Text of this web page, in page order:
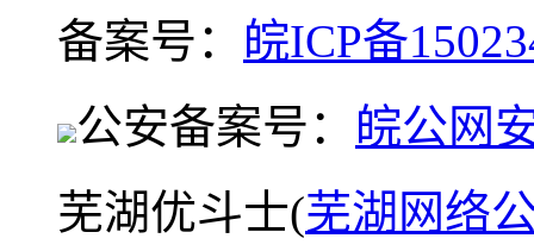
备案号： 皖ICP备
公安备案号： 皖公网
芜湖优斗士(芜湖网络